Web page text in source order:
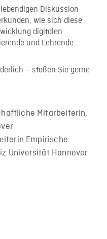
Diskussion
wie sich diese
digitalen
und Lehrende
– stoßen Sie gerne
Mitarbeiterin,
Empirische
Universität Hannover